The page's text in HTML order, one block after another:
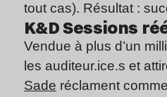
tout cas). Résultat :
K&D Sessions
Vendue à plus d’un
les auditeur.ice.s et
Sade réclament